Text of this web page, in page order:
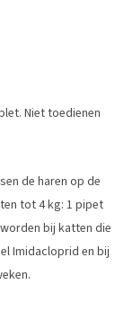
Niet toedienen
de haren op de
tot 4 kg: 1 pipet
bij katten die
Imidacloprid en bij